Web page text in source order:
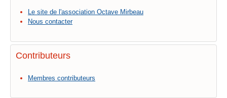
Le site de l'association Octave Mirbeau
Nous contacter
Contributeurs
Membres contributeurs